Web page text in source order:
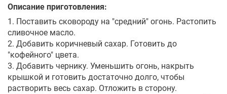
Описание приготовления:
1. Поставить сковороду на "средний" огонь. Растопить
сливочное масло.
2. Добавить коричневый сахар. Готовить до
"кофейного" цвета.
3. Добавить чернику. Уменьшить огонь, накрыть
крышкой и готовить достаточно долго, чтобы
растворить весь сахар. Отложить в сторону.